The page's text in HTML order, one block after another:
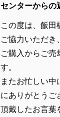
センターからの
この度は、飯田
ご協力いただき
ご購入からご売
す。
またお忙しい
にありがとうご
頂戴したお言葉